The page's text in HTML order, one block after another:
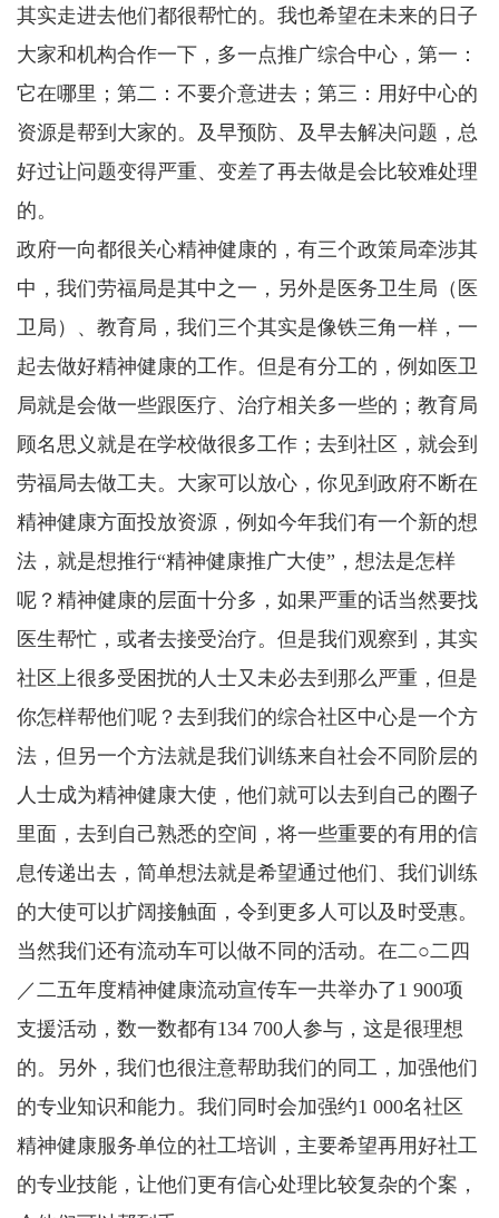
其实走进去他们都很帮忙的。我也希望在未来的日子
大家和机构合作一下，多一点推广综合中心，第一：
它在哪里；第二：不要介意进去；第三：用好中心的
资源是帮到大家的。及早预防、及早去解决问题，总
好过让问题变得严重、变差了再去做是会比较难处理
的。
政府一向都很关心精神健康的，有三个政策局牵涉其
中，我们劳福局是其中之一，另外是医务卫生局（医
卫局）、教育局，我们三个其实是像铁三角一样，一
起去做好精神健康的工作。但是有分工的，例如医卫
局就是会做一些跟医疗、治疗相关多一些的；教育局
顾名思义就是在学校做很多工作；去到社区，就会到
劳福局去做工夫。大家可以放心，你见到政府不断在
精神健康方面投放资源，例如今年我们有一个新的想
法，就是想推行“精神健康推广大使”，想法是怎样
呢？精神健康的层面十分多，如果严重的话当然要找
医生帮忙，或者去接受治疗。但是我们观察到，其实
社区上很多受困扰的人士又未必去到那么严重，但是
你怎样帮他们呢？去到我们的综合社区中心是一个方
法，但另一个方法就是我们训练来自社会不同阶层的
人士成为精神健康大使，他们就可以去到自己的圈子
里面，去到自己熟悉的空间，将一些重要的有用的信
息传递出去，简单想法就是希望通过他们、我们训练
的大使可以扩阔接触面，令到更多人可以及时受惠。
当然我们还有流动车可以做不同的活动。在二○二四
／二五年度精神健康流动宣传车一共举办了1 900项
支援活动，数一数都有134 700人参与，这是很理想
的。另外，我们也很注意帮助我们的同工，加强他们
的专业知识和能力。我们同时会加强约1 000名社区
精神健康服务单位的社工培训，主要希望再用好社工
的专业技能，让他们更有信心处理比较复杂的个案，